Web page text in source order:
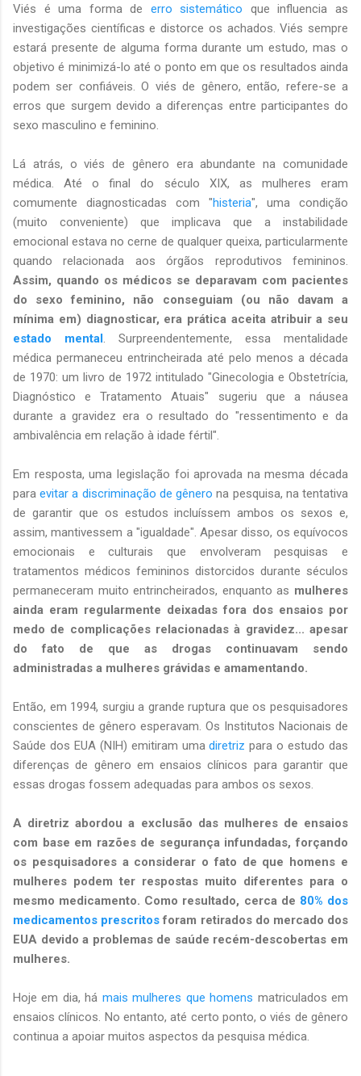
Viés é uma forma de erro sistemático que influencia as
investigações científicas e distorce os achados. Viés sempre
estará presente de alguma forma durante um estudo, mas o
objetivo é minimizá-lo até o ponto em que os resultados ainda
podem ser confiáveis. O viés de gênero, então, refere-se a
erros que surgem devido a diferenças entre participantes do
sexo masculino e feminino.
Lá atrás, o viés de gênero era abundante na comunidade
médica. Até o final do século XIX, as mulheres eram
comumente diagnosticadas com "histeria", uma condição
(muito conveniente) que implicava que a instabilidade
emocional estava no cerne de qualquer queixa, particularmente
quando relacionada aos órgãos reprodutivos femininos.
Assim, quando os médicos se deparavam com pacientes
do sexo feminino, não conseguiam (ou não davam a
mínima em) diagnosticar, era prática aceita atribuir a seu
estado mental . Surpreendentemente, essa mentalidade
médica permaneceu entrincheirada até pelo menos a década
de 1970: um livro de 1972 intitulado "Ginecologia e Obstetrícia,
Diagnóstico e Tratamento Atuais" sugeriu que a náusea
durante a gravidez era o resultado do "ressentimento e da
ambivalência em relação à idade fértil".
Em resposta, uma legislação foi aprovada na mesma década
paraevitar a discriminação de gênero na pesquisa, na tentativa
de garantir que os estudos incluíssem ambos os sexos e,
assim, mantivessem a "igualdade". Apesar disso, os equívocos
emocionais e culturais que envolveram pesquisas e
tratamentos médicos femininos distorcidos durante séculos
permaneceram muito entrincheirados, enquanto as mulheres
ainda eram regularmente deixadas fora dos ensaios por
medo de complicações relacionadas à gravidez... apesar
do fato de que as drogas continuavam sendo
administradas a mulheres grávidas e amamentando.
Então, em 1994, surgiu a grande ruptura que os pesquisadores
conscientes de gênero esperavam. Os Institutos Nacionais de
Saúde dos EUA (NIH) emitiram umadiretriz para o estudo das
diferenças de gênero em ensaios clínicos para garantir que
essas drogas fossem adequadas para ambos os sexos.
A diretriz abordou a exclusão das mulheres de ensaios
com base em razões de segurança infundadas, forçando
os pesquisadores a considerar o fato de que homens e
mulheres podem ter respostas muito diferentes para o
mesmo medicamento. Como resultado, cerca de 80% dos
medicamentos prescritosforam retirados do mercado dos
EUA devido a problemas de saúde recém-descobertas em
mulheres.
Hoje em dia, há mais mulheres que homens matriculados em
ensaios clínicos. No entanto, até certo ponto, o viés de gênero
continua a apoiar muitos aspectos da pesquisa médica.